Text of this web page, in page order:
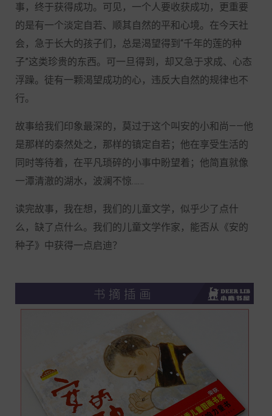
事，终于获得成功。可见，一个人要收获成功，更重要
的是有一个淡定自若、顺其自然的平和心境。在今天社
会，急于长大的孩子们，总是渴望得到“千年的莲的种
子”这类珍贵的东西。可一旦得到，却又急于求成、心态
浮躁。徒有一颗渴望成功的心，违反大自然的规律也不
行。
故事给我们印象最深的，莫过于这个叫安的小和尚——他
是那样的泰然处之，那样的镇定自若；他在享受生活的
同时等待着，在平凡琐碎的小事中盼望着；他简直就像
一潭清澈的湖水，波澜不惊……
读完故事，我在想，我们的儿童文学，似乎少了点什
么，缺了点什么。我们的儿童文学作家，能否从《安的
种子》中获得一点启迪？